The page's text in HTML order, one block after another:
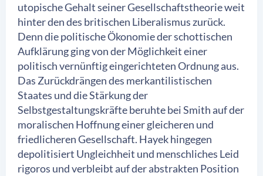
utopische Gehalt seiner Gesellschaftstheorie weit
hinter den des britischen Liberalismus zurück.
Denn die politische Ökonomie der schottischen
Aufklärung ging von der Möglichkeit einer
politisch vernünftig eingerichteten Ordnung aus.
Das Zurückdrängen des merkantilistischen
Staates und die Stärkung der
Selbstgestaltungskräfte beruhte bei Smith auf der
moralischen Hoffnung einer gleicheren und
friedlicheren Gesellschaft. Hayek hingegen
depolitisiert Ungleichheit und menschliches Leid
rigoros und verbleibt auf der abstrakten Position